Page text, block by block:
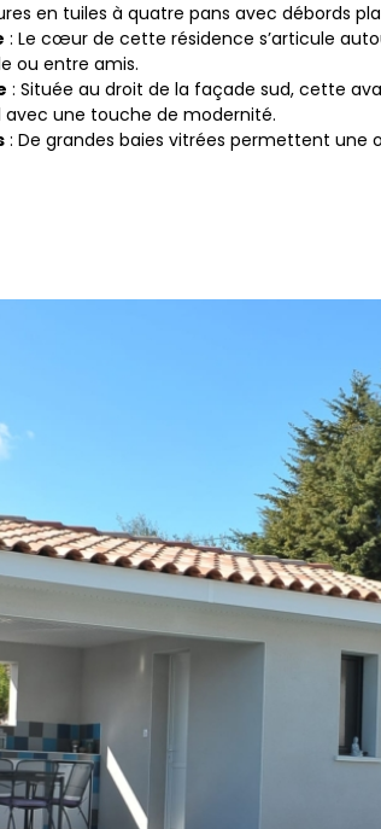
en tuiles à quatre pans avec débords
: Le cœur de cette résidence s’articule
ou entre amis.
: Située au droit de la façade sud, cette
une touche de modernité.
: De grandes baies vitrées permettent une